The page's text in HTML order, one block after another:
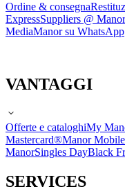
Ordine & consegna
ExpressSuppliers @ Manor
MediaManor su WhatsApp
VANTAGGI
Offerte e cataloghiMy
Mastercard®Manor
ManorSingles DayBlack
SERVICES